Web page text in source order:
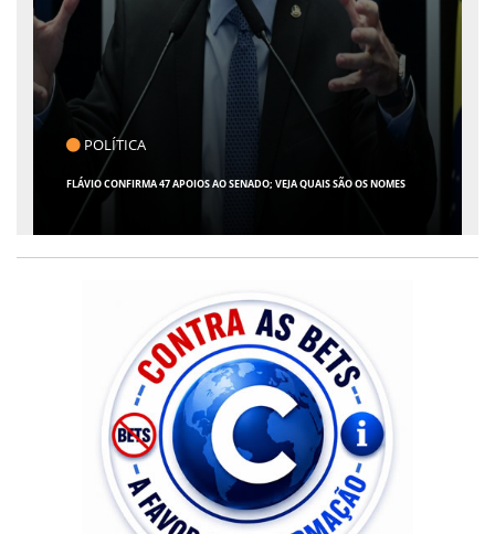
CLICK INDICA
GIRO POR SERGIPE, BRASIL E MUNDO - 07 DE AGOSTO DE 2026